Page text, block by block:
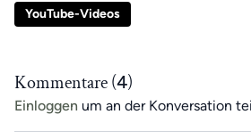
YouTube-Videos
Kommentare (4)
Einloggen um an der Konversation